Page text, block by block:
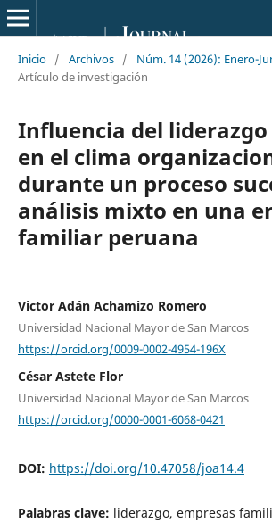
Inicio / Archivos / Núm. 14 (2026): Enero-
Artículo de investigación
Influencia del
en el clima
durante un proceso
análisis mixto en una
familiar peruana
Victor Adán Achamizo Romero
Universidad Nacional Mayor de San Marcos
https://orcid.org/0009-0002-4954-196X
César Astete Flor
Universidad Nacional Mayor de San Marcos
https://orcid.org/0000-0001-6068-0421
DOI: https://doi.org/10.47058/joa14.4
Palabras clave: liderazgo, empresas